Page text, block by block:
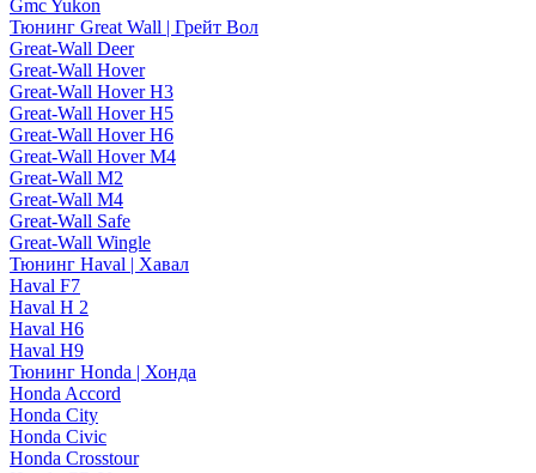
Gmc Yukon
Тюнинг Great Wall | Грейт Вол
Great-Wall Deer
Great-Wall Hover
Great-Wall Hover H3
Great-Wall Hover H5
Great-Wall Hover H6
Great-Wall Hover M4
Great-Wall M2
Great-Wall M4
Great-Wall Safe
Great-Wall Wingle
Тюнинг Haval | Хавал
Haval F7
Haval H 2
Haval H6
Haval H9
Тюнинг Honda | Хонда
Honda Accord
Honda City
Honda Civic
Honda Crosstour